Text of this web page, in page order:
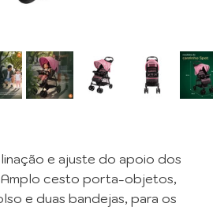
e ajuste do apoio dos
cesto porta-objetos,
e duas bandejas, para os